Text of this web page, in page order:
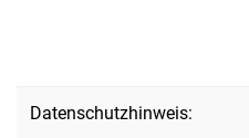
Datenschutzhinweis: